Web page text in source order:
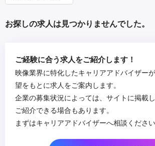
お探しの求人は見つかりませんでした。
ご経験に合う求人をご紹介します！
映像業界に特化したキャリアアドバイザー
望をもとに求人をご案内します。
企業の募集状況によっては、サイトに掲載
ご紹介できる場合もあります。
まずはキャリアアドバイザーへ相談ください